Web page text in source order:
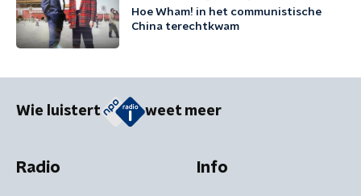
Hoe Wham! in het communistische
China terechtkwam
Wie luistert weet meer
Radio Info